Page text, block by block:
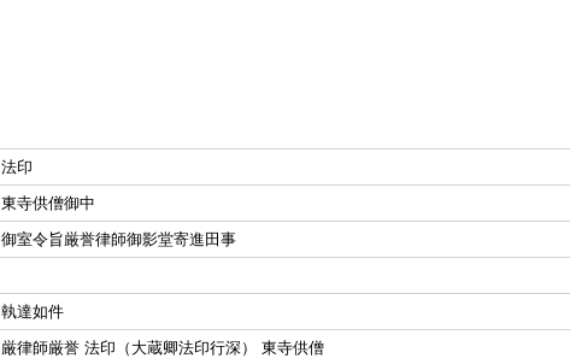
法印
東寺供僧御中
御室令旨厳誉律師御影堂寄進田事
執達如件
厳律師厳誉 法印（大蔵卿法印行深） 東寺供僧